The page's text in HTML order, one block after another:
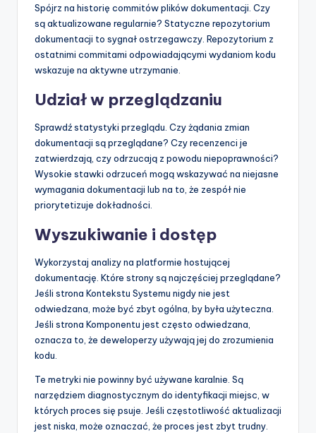
Spójrz na historię commitów plików dokumentacji. Czy
są aktualizowane regularnie? Statyczne repozytorium
dokumentacji to sygnał ostrzegawczy. Repozytorium z
ostatnimi commitami odpowiadającymi wydaniom kodu
wskazuje na aktywne utrzymanie.
Udział w przeglądzaniu
Sprawdź statystyki przeglądu. Czy żądania zmian
dokumentacji są przeglądane? Czy recenzenci je
zatwierdzają, czy odrzucają z powodu niepoprawności?
Wysokie stawki odrzuceń mogą wskazywać na niejasne
wymagania dokumentacji lub na to, że zespół nie
priorytetizuje dokładności.
Wyszukiwanie i dostęp
Wykorzystaj analizy na platformie hostującej
dokumentację. Które strony są najczęściej przeglądane?
Jeśli strona Kontekstu Systemu nigdy nie jest
odwiedzana, może być zbyt ogólna, by była użyteczna.
Jeśli strona Komponentu jest często odwiedzana,
oznacza to, że deweloperzy używają jej do zrozumienia
kodu.
Te metryki nie powinny być używane karalnie. Są
narzędziem diagnostycznym do identyfikacji miejsc, w
których proces się psuje. Jeśli częstotliwość aktualizacji
jest niska, może oznaczać, że proces jest zbyt trudny.